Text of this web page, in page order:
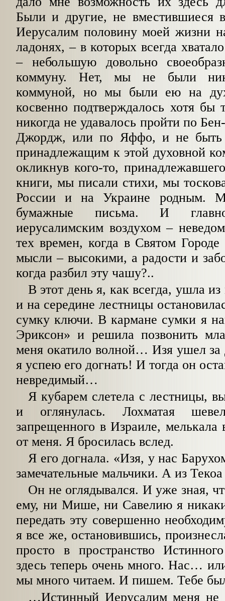
Были и другие, не вместившиеся в
Иерусалим половину моей жизни
ладонях, – в которых всегда
– небольшую довольно
коммуну. Нет, мы не были
коммуной, но мы были ею на
косвенно подтверждалось хотя
никогда не удавалось пройти по
Джордж, или по Яффо, и не быть
принадлежащим к этой духовной
окликнув кого-то,
книги, мы писали стихи, мы
России и на Украине родным.
бумажные письма. И
иерусалимским воздухом –
тех времен, когда в Святом
мысли – высокими, а радости и
когда разбил эту чашу?..
В этот день я, как всегда, ушла
и на середине лестницы
сумку ключи. В кармане сумки я
Эриксон» и решила позвонить
меня окатило волной… Изя ушел
я успею его догнать! И тогда он
невредимый…
Я кубарем слетела с лестницы,
и оглянулась. Лохматая
запрещенного в Израиле, мелькала
от меня. Я бросилась вслед.
Я его догнала. «Изя, у нас
замечательные мальчики. А из
Он не оглядывался. И уже зная,
ему, ни Мише, ни Савелию я
передать эту совершенно
я все же, остановившись,
просто в пространство
здесь теперь очень много. Нас…
мы много читаем. И пишем. Тебе
…Истинный Иерусалим меня не